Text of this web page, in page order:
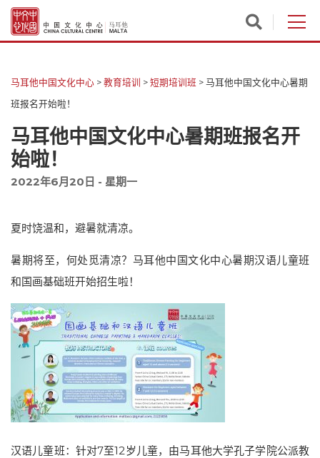
马耳他中国文化中心 > 教育培训 > 短期培训班 > 马耳他中国文化中心暑期
班报名开始啦！
马耳他中国文化中心暑期班报名开
始啦！
2022年6月20日 - 星期一
夏时饶温和，避暑就清凉。
暑期将至，何处觅清凉？马耳他中国文化中心暑期汉语儿童班
和国画基础班开始招生啦！
汉语儿童班：针对7至12岁儿童，由马耳他大学孔子学院公派教